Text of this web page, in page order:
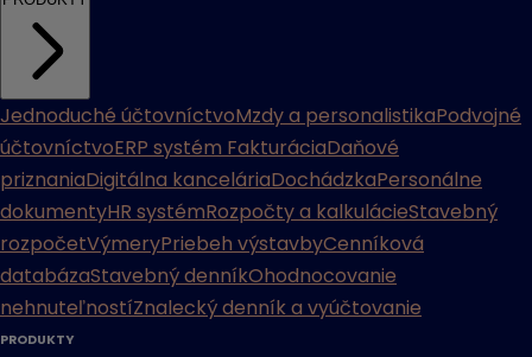
Jednoduché účtovníctvoMzdy a personalistikaPodvojné
účtovníctvoERP systém FakturáciaDaňové
priznaniaDigitálna kanceláriaDochádzkaPersonálne
dokumentyHR systémRozpočty a kalkulácieStavebný
rozpočetVýmeryPriebeh výstavbyCenníková
databázaStavebný denníkOhodnocovanie
nehnuteľnostíZnalecký denník a vyúčtovanie
PRODUKTY